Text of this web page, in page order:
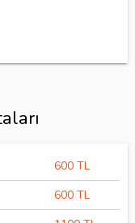
600 TL
600 TL